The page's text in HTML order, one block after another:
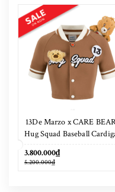
13De Marzo x CARE
Hug Squad Baseball
3.800.000₫
5.200.000₫